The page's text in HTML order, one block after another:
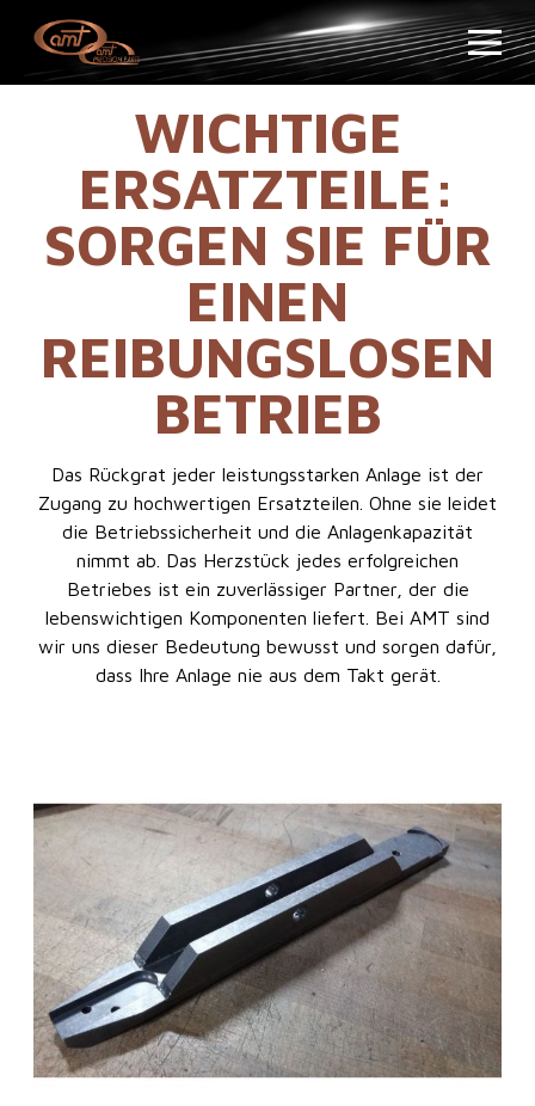
WICHTIGE
ERSATZTEILE:
SORGEN SIE FÜR
EINEN
REIBUNGSLOSEN
BETRIEB
Das Rückgrat jeder leistungsstarken Anlage ist der
Zugang zu hochwertigen Ersatzteilen. Ohne sie leidet
die Betriebssicherheit und die Anlagenkapazität
nimmt ab. Das Herzstück jedes erfolgreichen
Betriebes ist ein zuverlässiger Partner, der die
lebenswichtigen Komponenten liefert. Bei AMT sind
wir uns dieser Bedeutung bewusst und sorgen dafür,
dass Ihre Anlage nie aus dem Takt gerät.